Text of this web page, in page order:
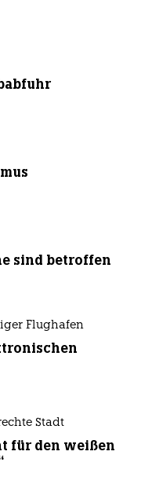
sind betroffen
Flughafen
Stadt
für den weißen